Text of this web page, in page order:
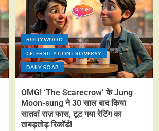
BOLLYWOOD
CELEBRITY CONTROVERSY
DAILY SOAP
OMG! ‘The Scarecrow’ के Jung
Moon-sung ने 30 साल बाद किया
सातवां राज़ फास, टूट गया रेटिंग का
ताबड़तोड़ रिकॉर्ड!